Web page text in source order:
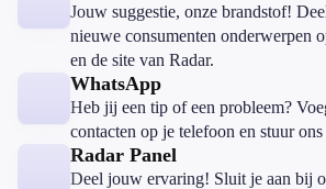
Jouw suggestie, onze brandstof!
nieuwe consumenten onderwerpen
en de site van Radar.
WhatsApp
Heb jij een tip of een probleem?
contacten op je telefoon en stuur
Radar Panel
Deel jouw ervaring! Sluit je aan bij